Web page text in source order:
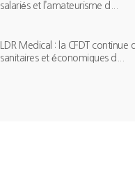
salariés et l’amateurisme d...
LDR Medical : la CFDT continue
sanitaires et économiques d...